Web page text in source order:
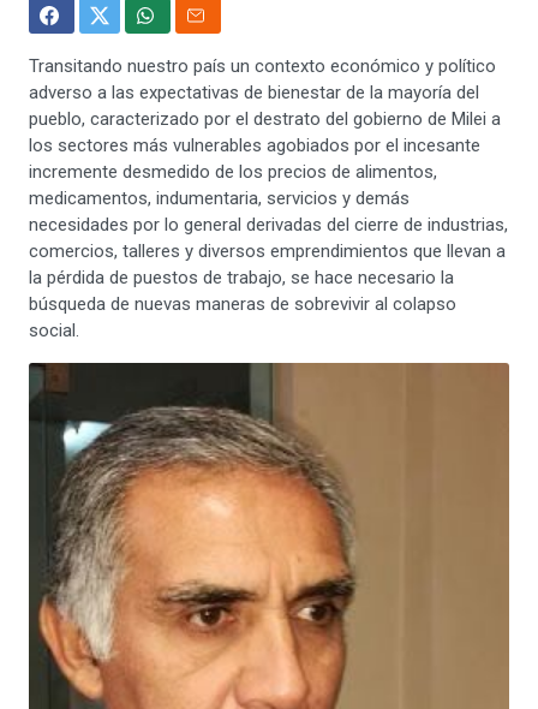
Transitando nuestro país un contexto económico y político
adverso a las expectativas de bienestar de la mayoría del
pueblo, caracterizado por el destrato del gobierno de Milei a
los sectores más vulnerables agobiados por el incesante
incremente desmedido de los precios de alimentos,
medicamentos, indumentaria, servicios y demás
necesidades por lo general derivadas del cierre de industrias,
comercios, talleres y diversos emprendimientos que llevan a
la pérdida de puestos de trabajo, se hace necesario la
búsqueda de nuevas maneras de sobrevivir al colapso
social.